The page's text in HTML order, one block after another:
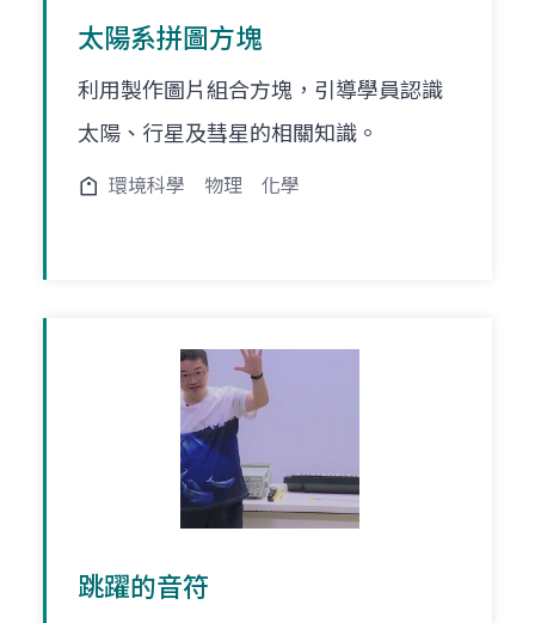
太陽系拼圖方塊
利用製作圖片組合方塊，引導學員認識
太陽、行星及彗星的相關知識。
環境科學 物理 化學
跳躍的音符